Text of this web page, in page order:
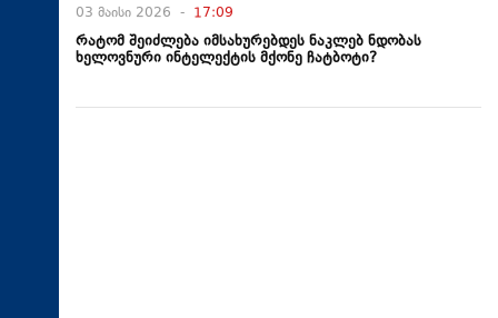
03 მაისი 2026 - 17:09
რატომ შეიძლება იმსახურებდეს ნაკლებ ნდობას
ხელოვნური ინტელექტის მქონე ჩატბოტი?